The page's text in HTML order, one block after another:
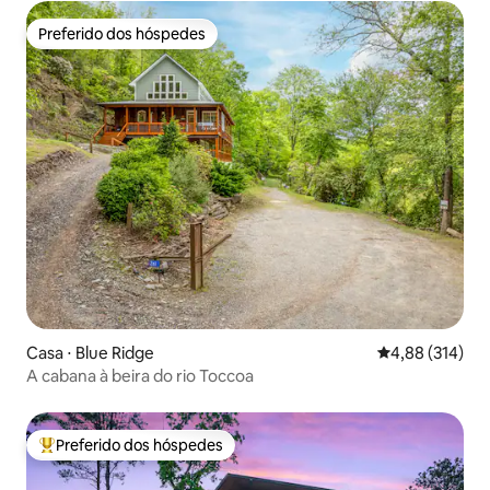
Preferido dos hóspedes
Preferido dos hóspedes
Casa ⋅ Blue Ridge 4,88 de uma
4,88 (314)
A cabana à beira do rio Toccoa
Entre os melhores preferidos dos hóspedes
Preferido dos hóspedes